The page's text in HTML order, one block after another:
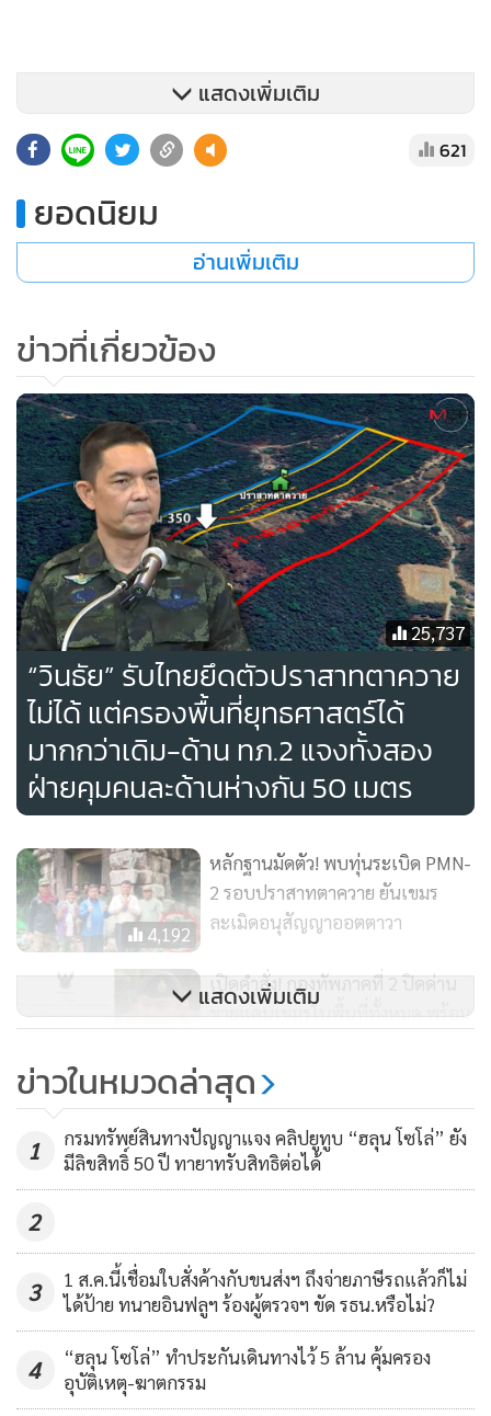
กำลังพลไทยสามารถยึดพื้นที่ได้ในช่วงกลางดึกถึงเที่ยงคืนของวัน
ปฏิบัติการ และมีการหยุดยิงพร้อมประกาศชัยชนะ
ปราสาทประมาณ 500 เมตร ซึ่งเป็น “ฐานที่มั่นตาควายเดิม”
ของไทย
3. เหตุผลที่ไม่ตรึงกำลังบนตัวปราสาท
พื้นที่รอบปราสาทมีขนาดจำกัด ไม่เหมาะสมต่อการจัดตั้งฐานทัพ
หรือเสริมกำลัง
ฝ่ายกัมพูชามีจุดยุทธศาสตร์อยู่บนเนินที่สูงกว่า ห่างเพียง
ประมาณ 400 เมตร สามารถยิงลงมาบริเวณปราสาทได้ทันที
มีความเสี่ยงจากทุ่นระเบิดรอบบริเวณปราสาท ฝั่งกัมพูชา ซึ่งยัง
ไม่สามารถระบุตำแหน่งได้ชัดเจน
ด้วยอาวุธหนัก
4. สถานการณ์ปัจจุบัน
ฝ่ายไทยสามารถควบคุมพื้นที่โดยรอบปราสาทได้แล้ว และฝ่าย
กัมพูชาทราบถึงการยึดพื้นที่ดังกล่าว ขณะนี้อยู่ระหว่างรอการ
หากคู่เจรจาไม่ปฏิบัติตามข้อตกลง ไทยมีความพร้อมดำเนินการ
ตามมาตรการที่จำเป็น
5. หลักการดำเนินการ
การปฏิบัติทั้งหมดดำเนินการเพื่อปกป้องอธิปไตยของชาติ ภาย
ใต้กรอบกฎหมายและความรอบคอบ เพื่อหลีกเลี่ยงผลกระทบใน
เวทีระหว่างประเทศ
นี่คือข้อเท็จจริงเบื้องต้นครับ
แสดงเพิ่มเติม
621
ยอดนิยม
อ่านเพิ่มเติม
ข่าวที่เกี่ยวข้อง
25,737
“วินธัย” รับไทยยึดตัวปราสาทตาควาย
ไม่ได้ แต่ครองพื้นที่ยุทธศาสตร์ได้
มากกว่าเดิม-ด้าน ทภ.2 แจงทั้งสอง
ฝ่ายคุมคนละด้านห่างกัน 50 เมตร
4,192
หลักฐานมัดตัว! พบทุ่นระเบิด PMN-
2 รอบปราสาทตาควาย ยันเขมร
ละเมิดอนุสัญญาออตตาวา
เปิดคำสั่ง! กองทัพภาคที่ 2 ปิดด่าน
ชายแดนเขมรในพื้นที่ทั้งหมด พร้อม
มนุษยธรรม
3,423
พบแฮกเกอร์กัมพูชาล้วงข้อมูล
ราชการไทย-ทัพภาค 2 แฉทหาร
เขมรวางทุ่นระเบิดใหม่ ยิงพลาดใส่
แสดงเพิ่มเติม
ข่าวในหมวดล่าสุด
1
กรมทรัพย์สินทางปัญญาแจง คลิปยูทูบ “ฮลุน โซโล่” ยัง
มีลิขสิทธิ์ 50 ปี ทายาทรับสิทธิต่อได้
2
3
1 ส.ค.นี้เชื่อมใบสั่งค้างกับขนส่งฯ ถึงจ่ายภาษีรถแล้วก็ไม่
ได้ป้าย ทนายอินฟลูฯ ร้องผู้ตรวจฯ ขัด รธน.หรือไม่?
4
“ฮลุน โซโล่” ทำประกันเดินทางไว้ 5 ล้าน คุ้มครอง
อุบัติเหตุ-ฆาตกรรม